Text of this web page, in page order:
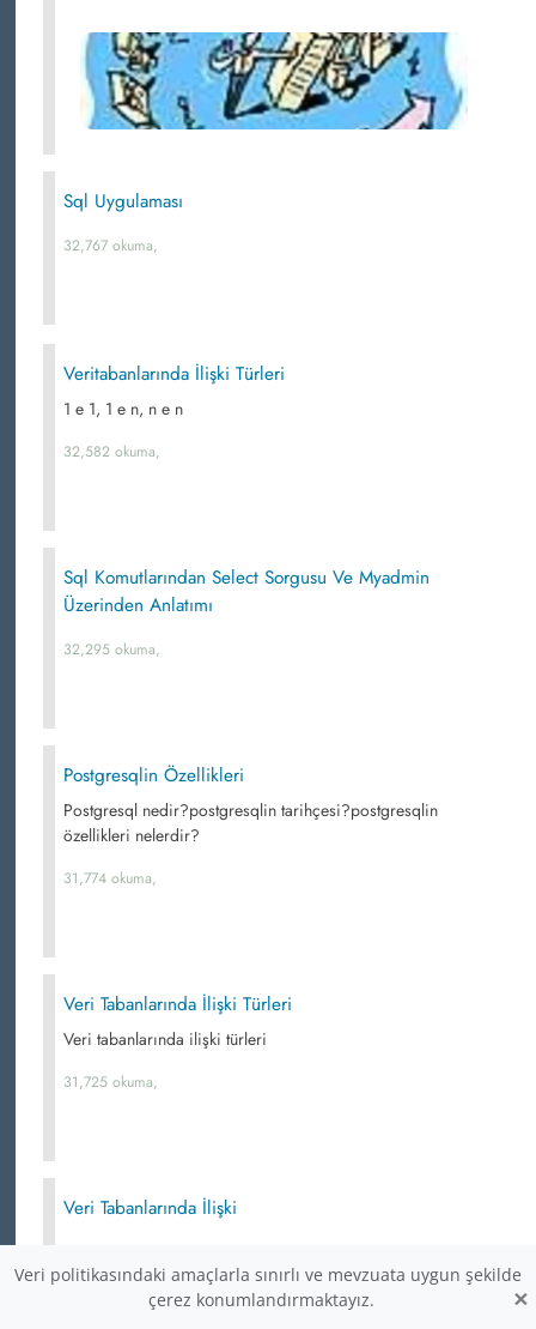
Sql Uygulaması
32,767 okuma,
Veritabanlarında İlişki Türleri
1 e 1, 1 e n, n e n
32,582 okuma,
Sql Komutlarından Select Sorgusu Ve Myadmin
Üzerinden Anlatımı
32,295 okuma,
Postgresqlin Özellikleri
Postgresql nedir?postgresqlin tarihçesi?postgresqlin
özellikleri nelerdir?
31,774 okuma,
Veri Tabanlarında İlişki Türleri
Veri tabanlarında ilişki türleri
31,725 okuma,
Veri Tabanlarında İlişki
Veri politikasındaki amaçlarla sınırlı ve mevzuata uygun şekilde
çerez konumlandırmaktayız.
×